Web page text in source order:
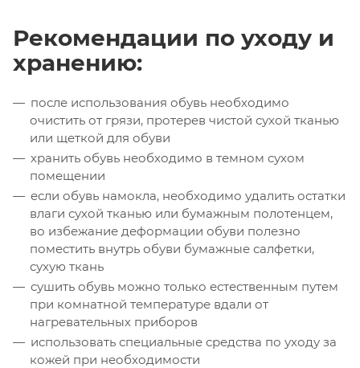
Рекомендации по уходу и
хранению:
после использования обувь необходимо
очистить от грязи, протерев чистой сухой тканью
или щеткой для обуви
хранить обувь необходимо в темном сухом
помещении
если обувь намокла, необходимо удалить остатки
влаги сухой тканью или бумажным полотенцем,
во избежание деформации обуви полезно
поместить внутрь обуви бумажные салфетки,
сухую ткань
сушить обувь можно только естественным путем
при комнатной температуре вдали от
нагревательных приборов
использовать специальные средства по уходу за
кожей при необходимости